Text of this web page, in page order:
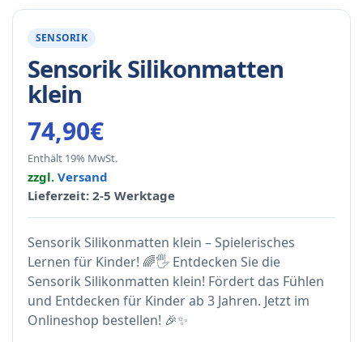
SENSORIK
Sensorik Silikonmatten
klein
74,90€
Enthält 19% MwSt.
zzgl. Versand
Lieferzeit: 2-5 Werktage
Sensorik Silikonmatten klein – Spielerisches
Lernen für Kinder! 🌈🖐️ Entdecken Sie die
Sensorik Silikonmatten klein! Fördert das Fühlen
und Entdecken für Kinder ab 3 Jahren. Jetzt im
Onlineshop bestellen! 🎉✨